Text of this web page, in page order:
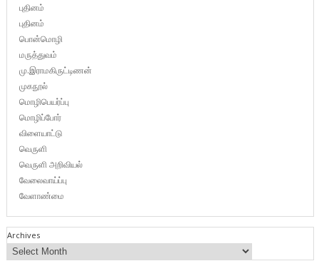
புதினம்
புதினம்
பொன்மொழி
மருத்துவம்
மு.இராமகிருட்டிணன்
முகநூல்
மொழிபெயர்ப்பு
மொழிப்போர்
விளையாட்டு
வெருளி
வெருளி அறிவியல்
வேலைவாய்ப்பு
வேளாண்மை
Archives